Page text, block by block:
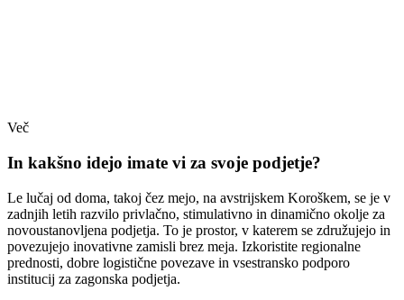
Več
In kakšno idejo imate vi za svoje podjetje?
Le lučaj od doma, takoj čez mejo, na avstrijskem Koroškem, se je v
zadnjih letih razvilo privlačno, stimulativno in dinamično okolje za
novoustanovljena podjetja. To je prostor, v katerem se združujejo in
povezujejo inovativne zamisli brez meja. Izkoristite regionalne
prednosti, dobre logistične povezave in vsestransko podporo
institucij za zagonska podjetja.